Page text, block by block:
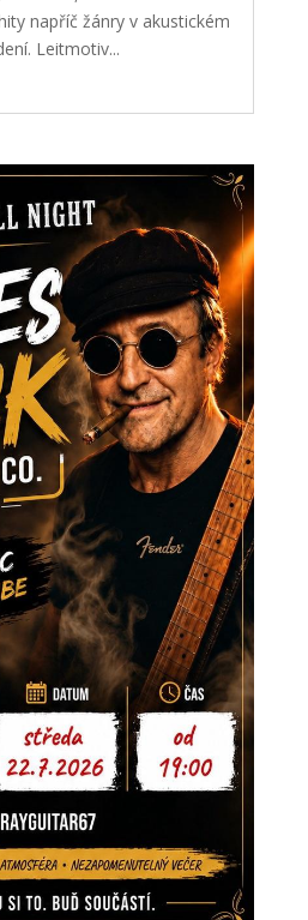
napříč žánry v akustickém
Leitmotiv...